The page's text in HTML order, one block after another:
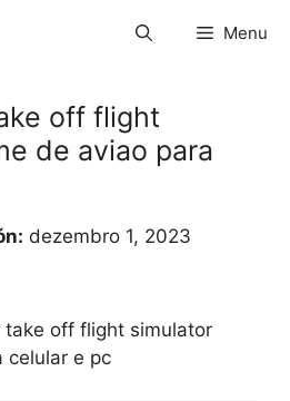
Menu
off flight
de aviao para
dezembro 1, 2023
take off flight simulator
celular e pc